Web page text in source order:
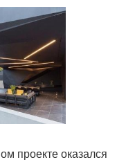
проекте оказался